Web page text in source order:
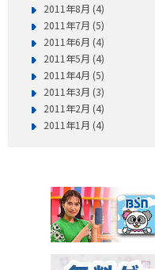
2011年8月 (4)
2011年7月 (5)
2011年6月 (4)
2011年5月 (4)
2011年4月 (5)
2011年3月 (3)
2011年2月 (4)
2011年1月 (4)